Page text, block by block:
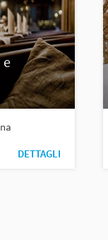
e
DETTAGLI